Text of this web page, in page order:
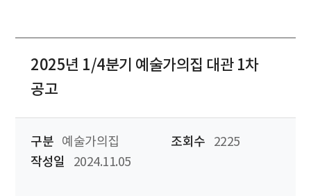
2025년 1/4분기 예술가의집 대관 1차
공고
구분 예술가의집 조회수
2225
작성일
2024.11.05